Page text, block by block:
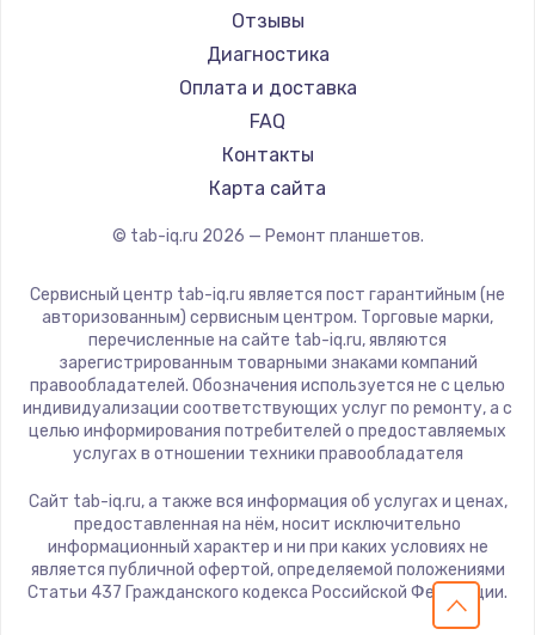
Aquarius
Philips
Dell
HP
Getac
ZTE
CHUWI
Отзывы
Диагностика
Оплата и доставка
FAQ
Контакты
Карта сайта
© tab-iq.ru 2026 — Ремонт планшетов.
Сервисный центр tab-iq.ru является пост гарантийным (не
авторизованным) сервисным центром. Торговые марки,
перечисленные на сайте tab-iq.ru, являются
зарегистрированным товарными знаками компаний
правообладателей. Обозначения используется не с целью
индивидуализации соответствующих услуг по ремонту, а с
целью информирования потребителей о предоставляемых
услугах в отношении техники правообладателя
Сайт tab-iq.ru, а также вся информация об услугах и ценах,
предоставленная на нём, носит исключительно
информационный характер и ни при каких условиях не
является публичной офертой, определяемой положениями
Статьи 437 Гражданского кодекса Российской Федерации.